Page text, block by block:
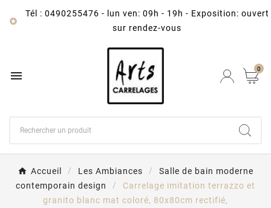

Tél : 0490255476 -
lun ven: 09h - 19h - Exposition: ouvert
sur rendez-vous
 0
Accueil Les Ambiances
Salle de bain moderne
contemporain design
Carrelage imitation terrazzo et
granito blanc mat coloré, 80x80cm rectifié,